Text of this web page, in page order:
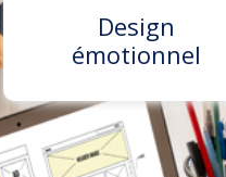
Design
émotionnel